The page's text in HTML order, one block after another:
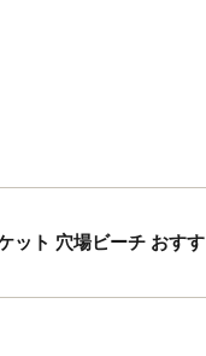
ット 穴場ビーチ おすす